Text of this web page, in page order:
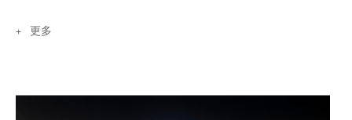
和武汉。自2012年以来,科瓦尔在国内外不同的学院担任过多个教
更多